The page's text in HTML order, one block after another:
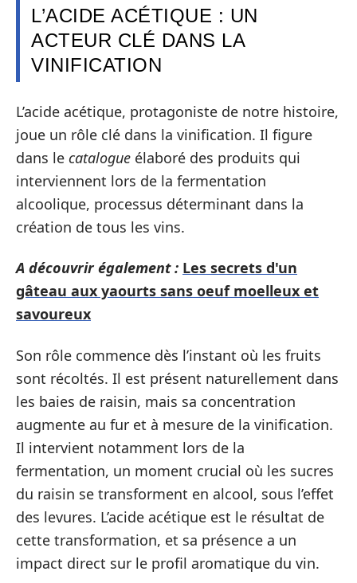
L’ACIDE ACÉTIQUE : UN
ACTEUR CLÉ DANS LA
VINIFICATION
L’acide acétique, protagoniste de notre histoire,
joue un rôle clé dans la vinification. Il figure
dans le catalogue élaboré des produits qui
interviennent lors de la fermentation
alcoolique, processus déterminant dans la
création de tous les vins.
A découvrir également : Les secrets d'un
gâteau aux yaourts sans oeuf moelleux et
savoureux
Son rôle commence dès l’instant où les fruits
sont récoltés. Il est présent naturellement dans
les baies de raisin, mais sa concentration
augmente au fur et à mesure de la vinification.
Il intervient notamment lors de la
fermentation, un moment crucial où les sucres
du raisin se transforment en alcool, sous l’effet
des levures. L’acide acétique est le résultat de
cette transformation, et sa présence a un
impact direct sur le profil aromatique du vin.